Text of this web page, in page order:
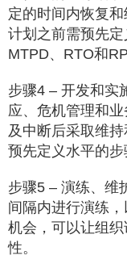
定的时间内恢复
计划之前需预先定
MTPD、RTO和
步骤4 – 开发和实
应、危机管理和
及中断后采取维
预先定义水平的步
步骤5 – 演练、维
间隔内进行演练
机会，可以让组
性。